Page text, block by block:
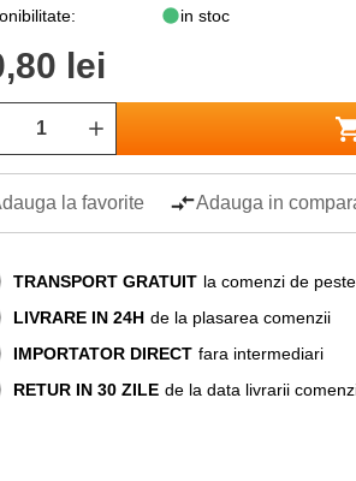
in stoc
lei
la favorite Adauga in
TRANSPORT GRATUIT la comenzi de
LIVRARE IN 24H de la plasarea comenzii
IMPORTATOR DIRECT fara intermediari
RETUR IN 30 ZILE de la data livrarii